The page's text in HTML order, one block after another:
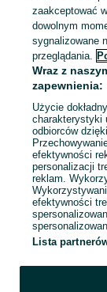
KATEGORIA
761938067
zaakceptować
dowolnym
sygnalizowane
przeglądania.
Wraz z
zapewnienia:
Użycie
charakterystyki
odbiorców
efektywności
personalizacji
reklam.
efektywności
Lista